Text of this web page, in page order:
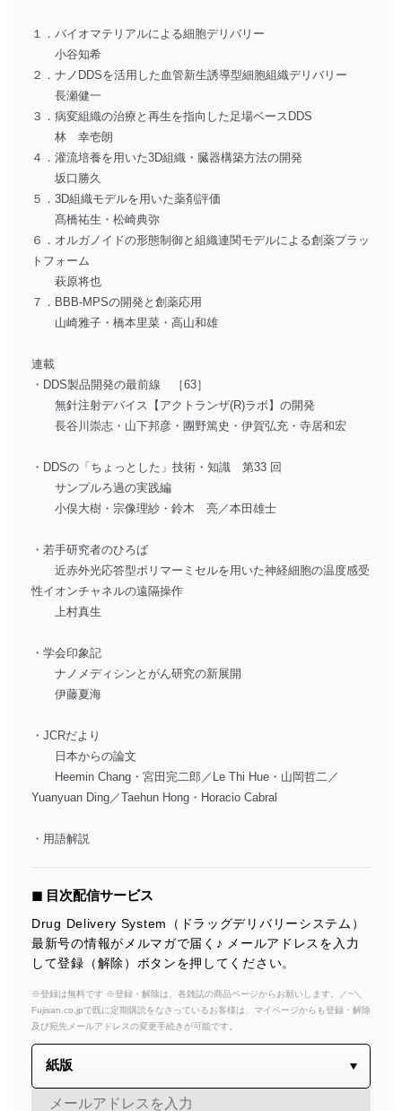
１．バイオマテリアルによる細胞デリバリー
小谷知希
２．ナノDDSを活用した血管新生誘導型細胞組織デリバリー
長瀬健一
３．病変組織の治療と再生を指向した足場ベースDDS
林 幸壱朗
４．灌流培養を用いた3D組織・臓器構築方法の開発
坂口勝久
５．3D組織モデルを用いた薬剤評価
髙橋祐生・松崎典弥
６．オルガノイドの形態制御と組織連関モデルによる創薬プラッ
トフォーム
萩原将也
７．BBB-MPSの開発と創薬応用
山崎雅子・橋本里菜・高山和雄
連載
・DDS製品開発の最前線 ［63］
無針注射デバイス【アクトランザ(R)ラボ】の開発
長谷川崇志・山下邦彦・團野篤史・伊賀弘充・寺居和宏
・DDSの「ちょっとした」技術・知識 第33 回
サンプルろ過の実践編
小俣大樹・宗像理紗・鈴木 亮／本田雄士
・若手研究者のひろば
近赤外光応答型ポリマーミセルを用いた神経細胞の温度感受
性イオンチャネルの遠隔操作
上村真生
・学会印象記
ナノメディシンとがん研究の新展開
伊藤夏海
・JCRだより
日本からの論文
Heemin Chang・宮田完二郎／Le Thi Hue・山岡哲二／
Yuanyuan Ding／Taehun Hong・Horacio Cabral
・用語解説
◼︎ 目次配信サービス
Drug Delivery System（ドラッグデリバリーシステム）
最新号の情報がメルマガで届く♪ メールアドレスを入力
して登録（解除）ボタンを押してください。
※登録は無料です ※登録・解除は、各雑誌の商品ページからお願いします。／~＼
Fujisan.co.jpで既に定期購読をなさっているお客様は、マイページからも登録・解除
及び宛先メールアドレスの変更手続きが可能です。